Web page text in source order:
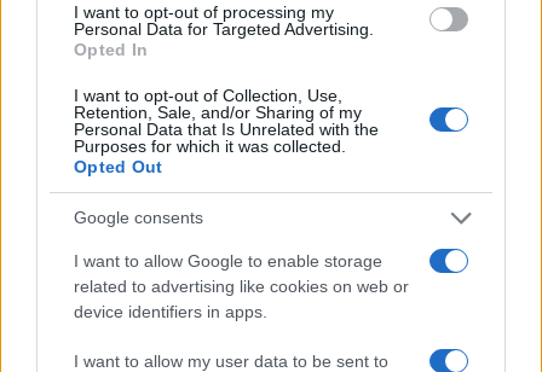
I want to opt-out of processing my
Personal Data for Targeted Advertising.
Opted In
I want to opt-out of Collection, Use,
Retention, Sale, and/or Sharing of my
Personal Data that Is Unrelated with the
Purposes for which it was collected.
Opted Out
Google consents
I want to allow Google to enable storage
related to advertising like cookies on web or
device identifiers in apps.
I want to allow my user data to be sent to